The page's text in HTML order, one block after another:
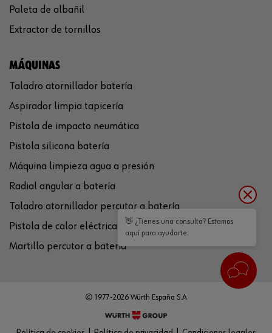
Paleta de albañil
Extractor de tornillos
MÁQUINAS
Taladro atornillador batería
Aspirador limpia tapicería
Pistola de impacto neumática
Pistola silicona batería
Máquina limpieza agua a presión
Radial angular a batería
Taladro atornillador percutor a batería
Pistola de calor eléctrica
Martillo percutor a batería
© 1977-2026 Würth España S.A
👋 ¿Tienes una consulta? Estamos
aquí para ayudarte.